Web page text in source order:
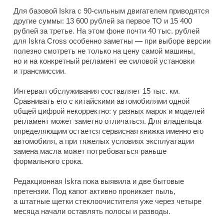
Для базовой Iskra с 90-сильным двигателем приводятся
другие суммы: 13 600 рублей за первое ТО и 15 400
рублей за третье. На этом фоне почти 40 тыс. рублей
для Iskra Cross особенно заметны — при выборе версии
полезно смотреть не только на цену самой машины,
но и на конкретный регламент ее силовой установки
и трансмиссии.
Интервал обслуживания составляет 15 тыс. км.
Сравнивать его с китайскими автомобилями одной
общей цифрой некорректно: у разных марок и моделей
регламент может заметно отличаться. Для владельца
определяющим остается сервисная книжка именно его
автомобиля, а при тяжелых условиях эксплуатации
замена масла может потребоваться раньше
формального срока.
Редакционная Iskra пока выявила и две бытовые
претензии. Под капот активно проникает пыль,
а штатные щетки стеклоочистителя уже через четыре
месяца начали оставлять полосы и разводы.